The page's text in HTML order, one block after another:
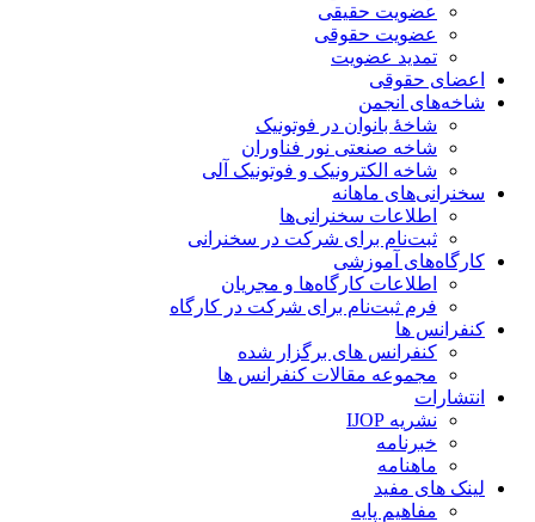
عضویت حقیقی
عضویت حقوقی
تمدید عضویت
اعضای حقوقی
شاخه‌های انجمن
شاخۀ بانوان در فوتونیک
شاخه صنعتی نور فناوران
شاخه‌ الکترونیک و فوتونیک آلی
سخنرانی‌های ماهانه
اطلاعات سخنرانی‌‌ها
ثبت‌نام برای شرکت در سخنرانی
کارگاه‌های آموزشی
اطلاعات کارگاه‌ها و مجریان
فرم ثبت‌نام برای شرکت در کارگاه
کنفرانس ها
کنفرانس های برگزار شده
مجموعه مقالات کنفرانس ها
انتشارات
نشریه IJOP
خبرنامه
ماهنامه
لینک های مفید
مفاهیم پایه